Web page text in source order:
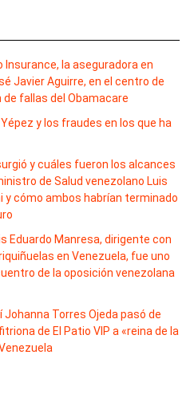
Insurance, la aseguradora en
Javier Aguirre, en el centro de
fallas del Obamacare
y los fraudes en los que ha
y cuáles fueron los alcances
de Salud venezolano Luis
y cómo ambos habrían terminado
Eduardo Manresa, dirigente con
en Venezuela, fue uno
de la oposición venezolana
Johanna Torres Ojeda pasó de
de El Patio VIP a «reina de la